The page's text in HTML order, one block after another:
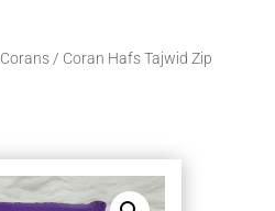
Corans/ Coran Hafs Tajwid Zip